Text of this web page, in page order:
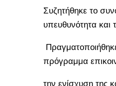
Συζητήθηκε το
υπευθυνότητα
πρόγραμμα
την ενίσχυση της